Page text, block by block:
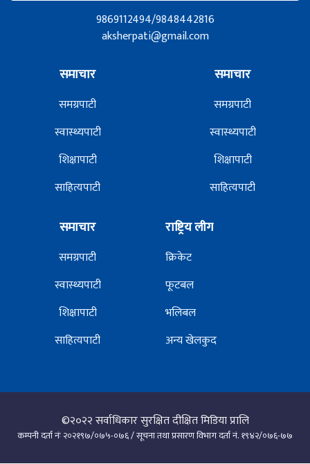
9869112494/9848442816
aksherpati@gmail.com
समाचार
समग्रपाटी
स्वास्थ्यपाटी
शिक्षापाटी
साहित्यपाटी
समाचार
समग्रपाटी
स्वास्थ्यपाटी
शिक्षापाटी
साहित्यपाटी
समाचार
समग्रपाटी
स्वास्थ्यपाटी
शिक्षापाटी
साहित्यपाटी
राष्ट्रिय लीग
क्रिकेट
फूटबल
भलिबल
अन्य खेलकुद
©२०२२सर्वाधिकार सुरक्षित दीक्षित मिडिया प्रालि
कम्पनी दर्ता नंः २०२१९७/०७५-०७६ / सूचना तथा प्रसारण विभाग दर्ता नं. १९४२/०७६-७७